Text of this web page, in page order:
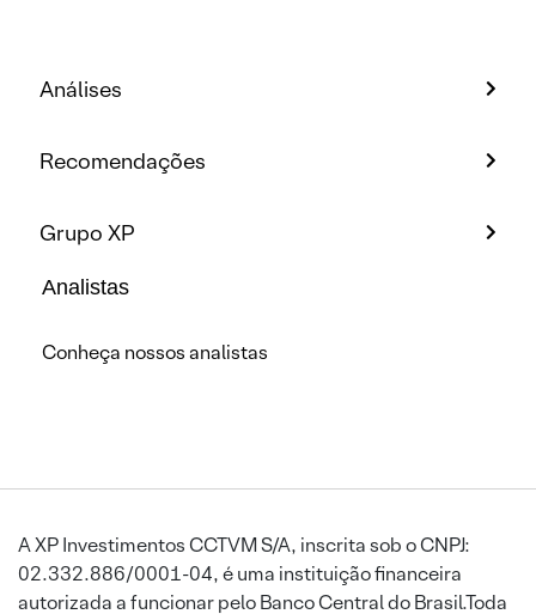
Análises
Recomendações
Grupo XP
Analistas
Conheça nossos analistas
A XP Investimentos CCTVM S/A, inscrita sob o CNPJ:
02.332.886/0001-04, é uma instituição financeira
autorizada a funcionar pelo Banco Central do Brasil.Toda